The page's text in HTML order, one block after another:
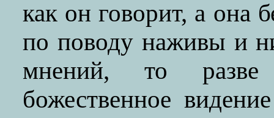
как он говорит, а она
по поводу наживы и
мнений, то
божественное